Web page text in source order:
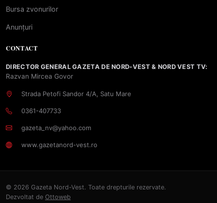
Bursa zvonurilor
Anunțuri
CONTACT
DIRECTOR GENERAL GAZETA DE NORD-VEST & NORD VEST TV:
Razvan Mircea Govor
Strada Petofi Sandor 4/A, Satu Mare
0361-407733
gazeta_nv@yahoo.com
www.gazetanord-vest.ro
© 2026 Gazeta Nord-Vest. Toate drepturile rezervate.
Dezvoltat de Ottoweb